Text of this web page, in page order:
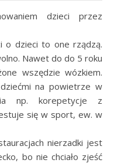
dzieci przez
o dzieci to one rządzą.
Nawet do do 5 roku
wszędzie wózkiem.
na powietrze w
np. korepetycje z
się w sport, ew. w
nierzadki jest
bo nie chciało zjeść